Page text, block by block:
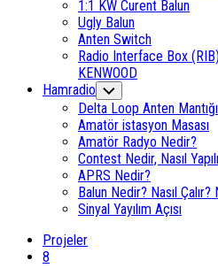
1:1 KW Curent Balun
Ugly Balun
Anten Switch
Radio Interface Box
KENWOOD
Hamradio Toggle
Child
Menu
Delta Loop Anten Mantığı
Amatör istasyon Masası
Amatör Radyo Nedir?
Contest Nedir, Nasıl
APRS Nedir?
Balun Nedir? Nasıl Çalır?
Sinyal Yayılım Açısı
Projeler
8